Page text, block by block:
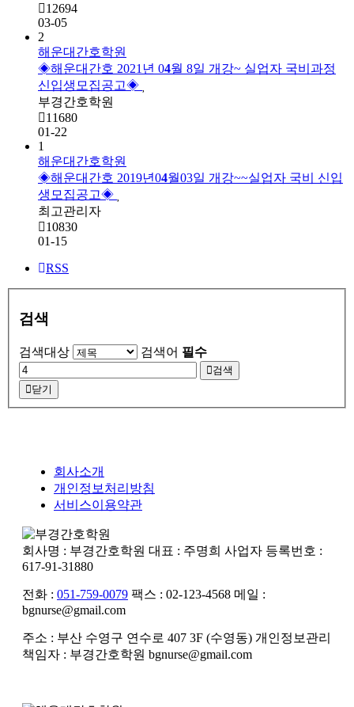
12694
03-05
2
해운대간호학원
◈해운대간호 2021년 04월 8일 개강~ 실업자 국비과정
신입생모집공고◈
부경간호학원
11680
01-22
1
해운대간호학원
◈해운대간호 2019년04월03일 개강~~실업자 국비 신입
생모집공고◈
최고관리자
10830
01-15
RSS
검색
검색대상 검색어 필수
검색
닫기
회사소개
개인정보처리방침
서비스이용약관
회사명 : 부경간호학원 대표 : 주명희 사업자 등록번호 :
617-91-31880
전화 : 051-759-0079 팩스 : 02-123-4568 메일 :
bgnurse@gmail.com
주소 : 부산 수영구 연수로 407 3F (수영동) 개인정보관리
책임자 : 부경간호학원 bgnurse@gmail.com